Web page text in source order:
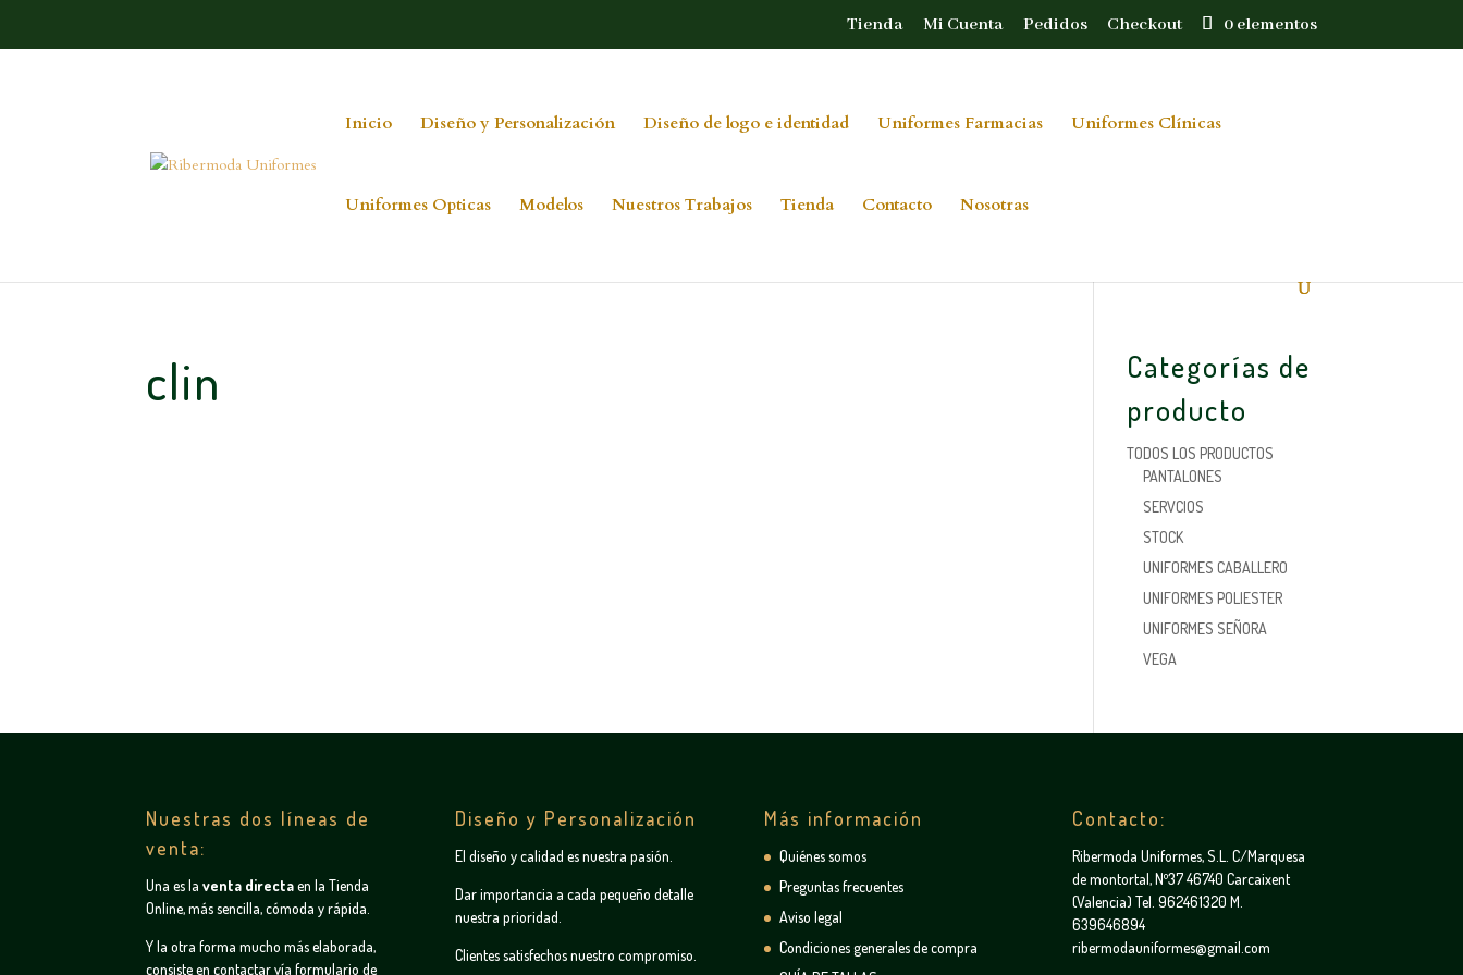
Tienda Mi Cuenta Pedidos Checkout 0 elementos
Inicio Diseño y Personalización Diseño de logo e identidad Uniformes Farmacias Uniformes Clínicas
Uniformes Opticas Modelos Nuestros Trabajos Tienda Contacto Nosotras
clin
Categorías de
producto
TODOS LOS PRODUCTOS
PANTALONES
SERVCIOS
STOCK
UNIFORMES CABALLERO
UNIFORMES POLIESTER
UNIFORMES SEÑORA
VEGA
Nuestras dos líneas de
venta:
Una es laventa directaen laTienda
Online, más sencilla, cómoda y rápida.
Y la otra forma mucho más elaborada,
consiste en contactar víaformulario de
Diseño y Personalización
El diseño y calidad es nuestra pasión.
Dar importancia a cada pequeño detalle
nuestra prioridad.
Clientes satisfechos nuestro compromiso.
Más información
Quiénes somos
Preguntas frecuentes
Aviso legal
Condiciones generales de compra
Contacto:
Ribermoda Uniformes, S.L. C/Marquesa
de montortal, Nº37 46740 Carcaixent
(Valencia) Tel. 962461320 M.
639646894
ribermodauniformes@gmail.com